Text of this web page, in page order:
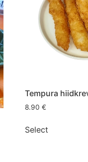
Tempura
8.90€
Select